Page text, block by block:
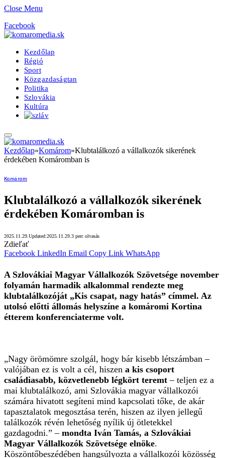
Close Menu
Facebook
Kezdőlap
Régió
Sport
Közgazdaságtan
Politika
Szlovákia
Kultúra
Kezdőlap»Komárom»Klubtalálkozó a vállalkozók sikerének
érdekében Komáromban is
Komárom
Klubtalálkozó a vállalkozók sikerének
érdekében Komáromban is
2025.11.29. Updated:2025.11.29. 3 perc olvasás
Zdieľať
Facebook LinkedIn Email Copy Link WhatsApp
A Szlovákiai Magyar Vállalkozók Szövetsége november
folyamán harmadik alkalommal rendezte meg
klubtalálkozóját „Kis csapat, nagy hatás” címmel. Az
utolsó előtti állomás helyszíne a komáromi Kortina
étterem konferenciaterme volt.
„Nagy örömömre szolgál, hogy bár kisebb létszámban –
valójában ez is volt a cél, hiszen a kis csoport
családiasabb, közvetlenebb légkört teremt – teljen ez a
mai klubtalálkozó, ami Szlovákia magyar vállalkozói
számára hivatott segíteni mind kapcsolati tőke, de akár
tapasztalatok megosztása terén, hiszen az ilyen jellegű
találkozók révén lehetőség nyílik új ötletekkel
gazdagodni.” – mondta Iván Tamás, a Szlovákiai
Magyar Vállalkozók Szövetsége elnöke.
Köszöntőbeszédében hangsúlyozta a vállalkozói közösség